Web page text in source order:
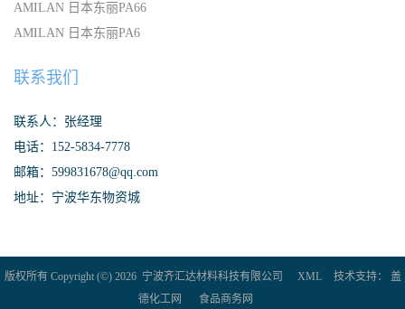
AMILAN 日本东丽PA66
AMILAN 日本东丽PA6
联系我们
联系人：张经理
电话：152-5834-7778
邮箱：599831678@qq.com
地址：宁波华东物资城
版权所有 Copyright (©) 2026 宁波齐汇达材料科技有限公司 XML 技术支持：
盖
德化工网
食品商务网